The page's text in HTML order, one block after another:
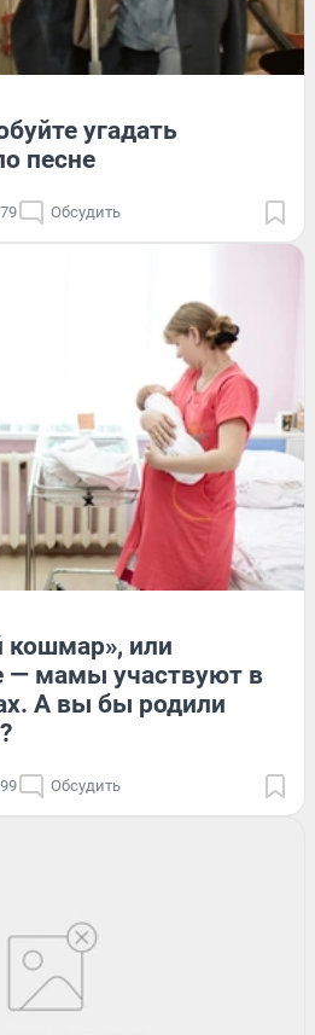
угадать
песне
Обсудить
кошмар», или
— мамы участвуют в
А вы бы родили
Обсудить